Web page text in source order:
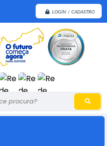
LOGIN / CADASTRO